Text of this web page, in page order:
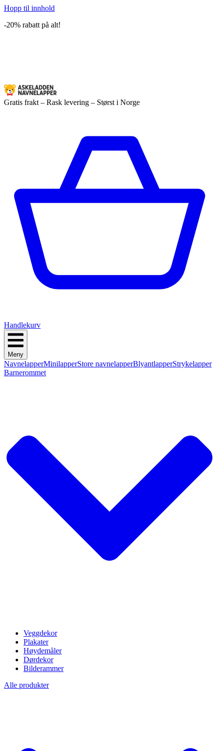
Hopp til innhold
-20% rabatt på alt!
Gratis frakt – Rask levering – Størst i Norge
Handlekurv
Meny
NavnelapperMinilapperStore navnelapperBlyantlapperStrykelapper
Barnerommet
Veggdekor
Plakater
Høydemåler
Dørdekor
Bilderammer
Alle produkter